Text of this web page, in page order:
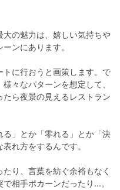
の魅力は、嬉しい気持ちや
ンにあります。
に行おうと画策します。で
々なパターンを想定して、
ら夜景の見えるレストラン
る」とか「零れる」とか「決
れ方をするんです。
り、言葉を紡ぐ余裕もなく
相手ポカーンだったり…。